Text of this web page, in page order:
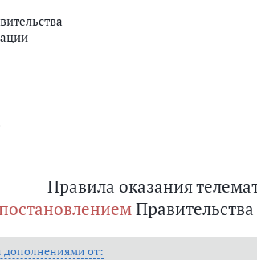
Правила оказания
постановлениемПравительства
от: